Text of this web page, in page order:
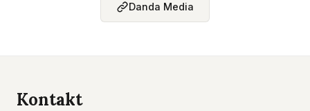
Danda Media
Kontakt